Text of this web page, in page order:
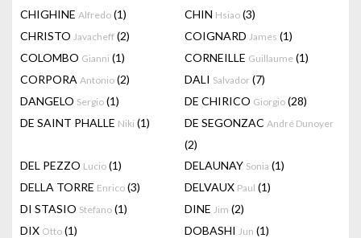
CHIGHINE Alfredo (1) CHIN Hsiao (3)
CHRISTO Javacheff (2) COIGNARD James (1)
COLOMBO Gianni (1) CORNEILLE Guillaume (1)
CORPORA Antonio (2) DALI Salvador (7)
DANGELO Sergio (1) DE CHIRICO Giorgio (28)
DE SAINT PHALLE Niki (1) DE SEGONZAC André Dunoyer
(2)
DEL PEZZO Lucio (1) DELAUNAY Sonia (1)
DELLA TORRE Enrico (3) DELVAUX Paul (1)
DI STASIO Stefano (1) DINE Jim (2)
DIX Otto (1) DOBASHI Jun (1)